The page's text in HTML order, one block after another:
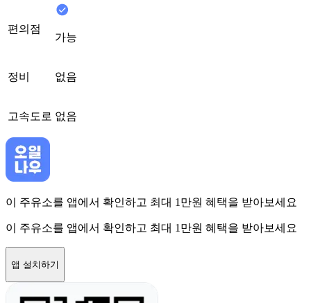
편의점
가능
정비 없음
고속도로 없음
이 주유소를 앱에서 확인하고 최대 1만원 혜택을 받아보세요
이 주유소를 앱에서 확인하고 최대 1만원 혜택을 받아보세요
앱 설치하기